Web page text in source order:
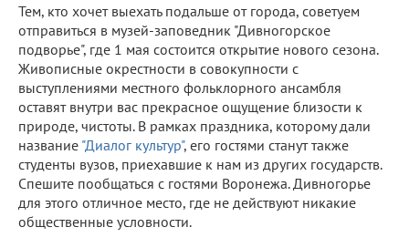
Тем, кто хочет выехать подальше от города, советуем
отправиться в музей-заповедник "Дивногорское
подворье", где 1 мая состоится открытие нового сезона.
Живописные окрестности в совокупности с
выступлениями местного фольклорного ансамбля
оставят внутри вас прекрасное ощущение близости к
природе, чистоты. В рамках праздника, которому дали
название "Диалог культур", его гостями станут также
студенты вузов, приехавшие к нам из других государств.
Спешите пообщаться с гостями Воронежа. Дивногорье
для этого отличное место, где не действуют никакие
общественные условности.